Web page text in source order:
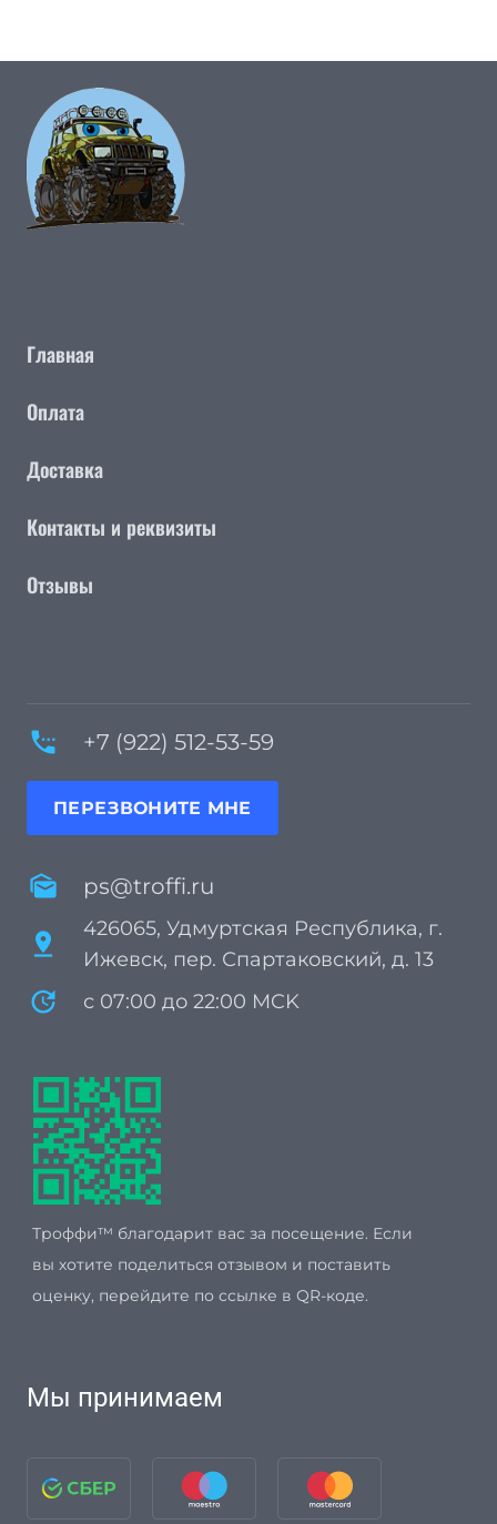
Главная
Оплата
Доставка
Контакты и реквизиты
Отзывы
settings_phone +7 (922) 512-53-59
ПЕРЕЗВОНИТЕ МНЕ
mark_as_unread ps@troffi.ru
pin_drop
426065, Удмуртская Республика, г.
Ижевск, пер. Спартаковский, д. 13
update с 07:00 до 22:00 MCK
Троффи™ благодарит вас за посещение. Если
вы хотите поделиться отзывом и поставить
оценку, перейдите по ссылке в QR-коде.
Мы принимаем